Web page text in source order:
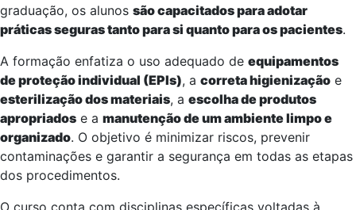
graduação, os alunos são capacitados para adotar
práticas seguras tanto para si quanto para os pacientes.
A formação enfatiza o uso adequado de equipamentos
de proteção individual (EPIs), a correta higienização e
esterilização dos materiais, a escolha de produtos
apropriados e a manutenção de um ambiente limpo e
organizado. O objetivo é minimizar riscos, prevenir
contaminações e garantir a segurança em todas as etapas
dos procedimentos.
O curso conta com disciplinas específicas voltadas à